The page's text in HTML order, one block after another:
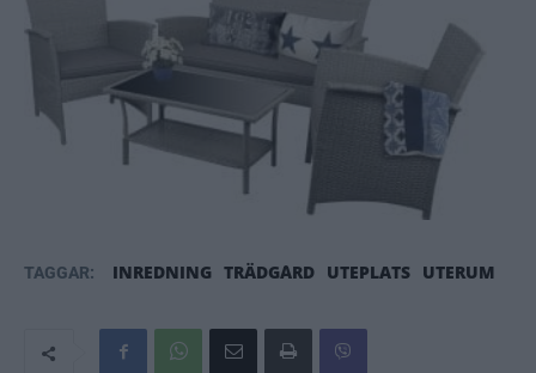
TAGGAR: INREDNING TRÄDGÅRD UTEPLATS UTERUM